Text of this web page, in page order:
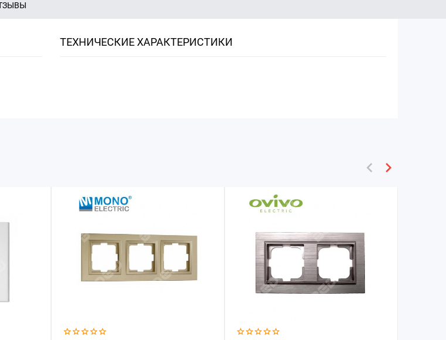
ТЕХНИЧЕСКИЕ ХАРАКТЕРИСТИКИ